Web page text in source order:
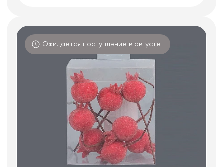
Ожидается поступление в августе